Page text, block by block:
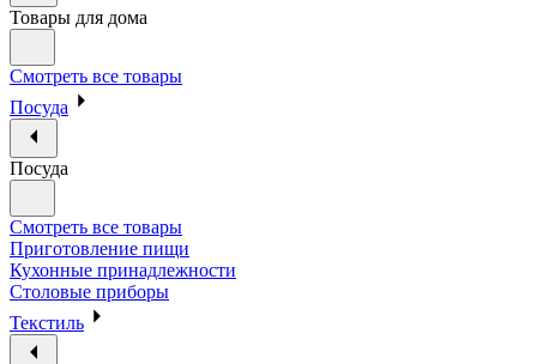
Товары для дома
Смотреть все товары
Посуда
Посуда
Смотреть все товары
Приготовление пищи
Кухонные принадлежности
Столовые приборы
Текстиль